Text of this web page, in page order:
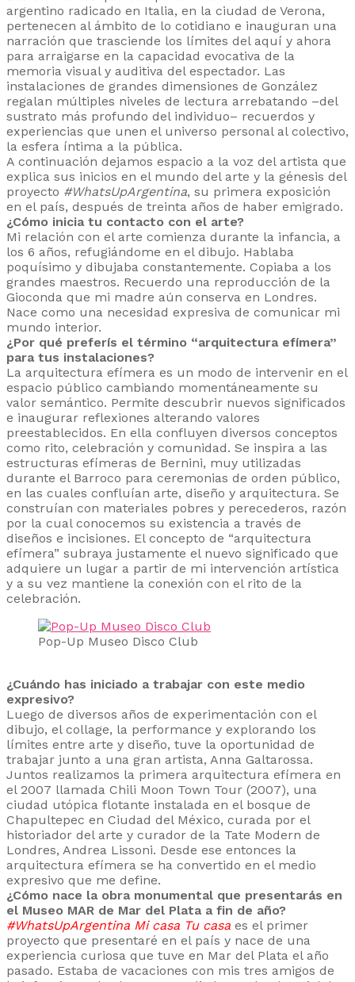
argentino radicado en Italia, en la ciudad de Verona,
pertenecen al ámbito de lo cotidiano e inauguran una
narración que trasciende los límites del aquí y ahora
para arraigarse en la capacidad evocativa de la
memoria visual y auditiva del espectador. Las
instalaciones de grandes dimensiones de González
regalan múltiples niveles de lectura arrebatando ­–del
sustrato más profundo del individuo– recuerdos y
experiencias que unen el universo personal al colectivo,
la esfera íntima a la pública.
A continuación dejamos espacio a la voz del artista que
explica sus inicios en el mundo del arte y la génesis del
proyecto #WhatsUpArgentina, su primera exposición
en el país, después de treinta años de haber emigrado.
¿Cómo inicia tu contacto con el arte?
Mi relación con el arte comienza durante la infancia, a
los 6 años, refugiándome en el dibujo. Hablaba
poquísimo y dibujaba constantemente. Copiaba a los
grandes maestros. Recuerdo una reproducción de la
Gioconda que mi madre aún conserva en Londres.
Nace como una necesidad expresiva de comunicar mi
mundo interior.
¿Por qué preferís el término “arquitectura efímera”
para tus instalaciones?
La arquitectura efímera es un modo de intervenir en el
espacio público cambiando momentáneamente su
valor semántico. Permite descubrir nuevos significados
e inaugurar reflexiones alterando valores
preestablecidos. En ella confluyen diversos conceptos
como rito, celebración y comunidad. Se inspira a las
estructuras efímeras de Bernini, muy utilizadas
durante el Barroco para ceremonias de orden público,
en las cuales confluían arte, diseño y arquitectura. Se
construían con materiales pobres y perecederos, razón
por la cual conocemos su existencia a través de
diseños e incisiones. El concepto de “arquitectura
efímera” subraya justamente el nuevo significado que
adquiere un lugar a partir de mi intervención artística
y a su vez mantiene la conexión con el rito de la
celebración.
Pop-Up Museo Disco Club
¿Cuándo has iniciado a trabajar con este medio
expresivo?
Luego de diversos años de experimentación con el
dibujo, el collage, la performance y explorando los
límites entre arte y diseño, tuve la oportunidad de
trabajar junto a una gran artista, Anna Galtarossa.
Juntos realizamos la primera arquitectura efímera en
el 2007 llamada Chili Moon Town Tour (2007), una
ciudad utópica flotante instalada en el bosque de
Chapultepec en Ciudad del México, curada por el
historiador del arte y curador de la Tate Modern de
Londres, Andrea Lissoni. Desde ese entonces la
arquitectura efímera se ha convertido en el medio
expresivo que me define.
¿Cómo nace la obra monumental que presentarás en
el Museo MAR de Mar del Plata a fin de año?
#WhatsUpArgentina Mi casa Tu casa es el primer
proyecto que presentaré en el país y nace de una
experiencia curiosa que tuve en Mar del Plata el año
pasado. Estaba de vacaciones con mis tres amigos de